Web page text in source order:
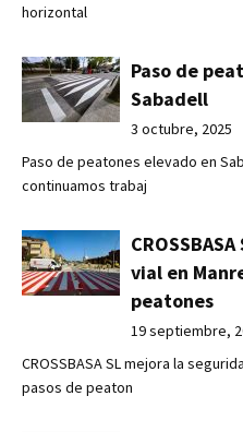
horizontal
Paso de
Sabadell
3 octubre, 2025
Paso de peatones elevado en
continuamos trabaj
vial en
peatones
19 septiembre,
CROSSBASA SL mejora la
pasos de peaton